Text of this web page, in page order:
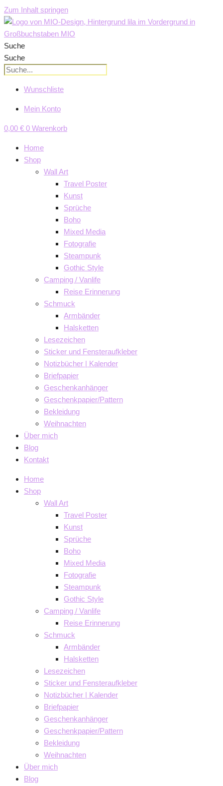
Zum Inhalt springen
Suche
Suche
Wunschliste
Mein Konto
0,00 € 0 Warenkorb
Home
Shop
Wall Art
Travel Poster
Kunst
Sprüche
Boho
Mixed Media
Fotografie
Steampunk
Gothic Style
Camping / Vanlife
Reise Erinnerung
Schmuck
Armbänder
Halsketten
Lesezeichen
Sticker und Fensteraufkleber
Notizbücher | Kalender
Briefpapier
Geschenkanhänger
Geschenkpapier/Pattern
Bekleidung
Weihnachten
Über mich
Blog
Kontakt
Home
Shop
Wall Art
Travel Poster
Kunst
Sprüche
Boho
Mixed Media
Fotografie
Steampunk
Gothic Style
Camping / Vanlife
Reise Erinnerung
Schmuck
Armbänder
Halsketten
Lesezeichen
Sticker und Fensteraufkleber
Notizbücher | Kalender
Briefpapier
Geschenkanhänger
Geschenkpapier/Pattern
Bekleidung
Weihnachten
Über mich
Blog